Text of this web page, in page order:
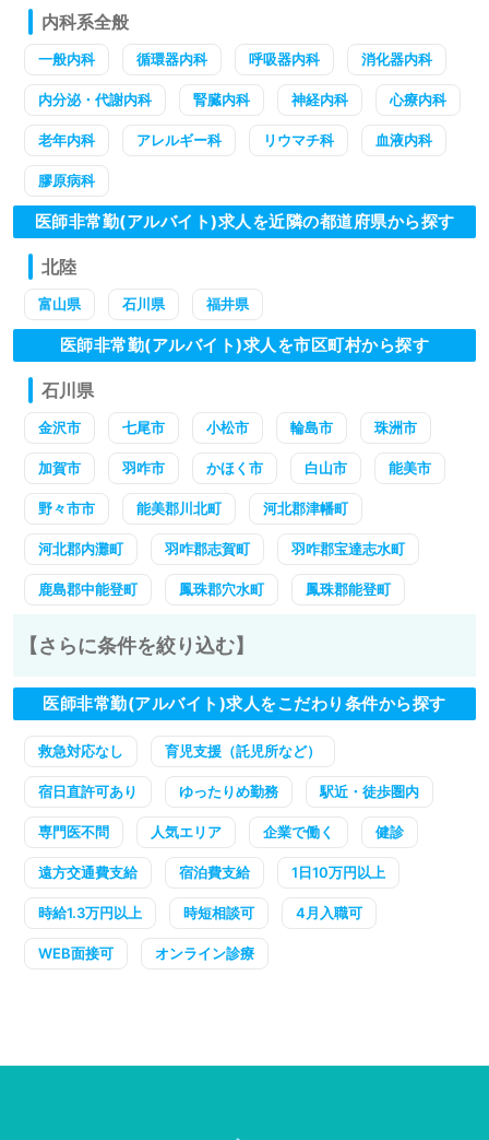
内科系全般
一般内科 循環器内科 呼吸器内科 消化器内科
内分泌・代謝内科 腎臓内科 神経内科 心療内科
老年内科 アレルギー科 リウマチ科 血液内科
膠原病科
医師非常勤(アルバイト)求人を近隣の都道府県から探す
北陸
富山県 石川県 福井県
医師非常勤(アルバイト)求人を市区町村から探す
石川県
金沢市 七尾市 小松市 輪島市 珠洲市
加賀市 羽咋市 かほく市 白山市 能美市
野々市市 能美郡川北町 河北郡津幡町
河北郡内灘町 羽咋郡志賀町 羽咋郡宝達志水町
鹿島郡中能登町 鳳珠郡穴水町 鳳珠郡能登町
【さらに条件を絞り込む】
医師非常勤(アルバイト)求人をこだわり条件から探す
救急対応なし 育児支援（託児所など）
宿日直許可あり ゆったりめ勤務 駅近・徒歩圏内
専門医不問 人気エリア 企業で働く 健診
遠方交通費支給 宿泊費支給 1日10万円以上
時給1.3万円以上 時短相談可 4月入職可
WEB面接可 オンライン診療